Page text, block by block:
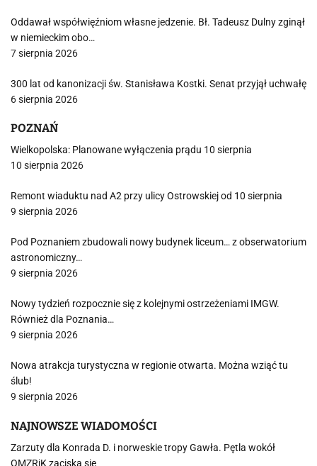
Oddawał współwięźniom własne jedzenie. Bł. Tadeusz Dulny zginął
w niemieckim obo…
7 sierpnia 2026
300 lat od kanonizacji św. Stanisława Kostki. Senat przyjął uchwałę
6 sierpnia 2026
POZNAŃ
Wielkopolska: Planowane wyłączenia prądu 10 sierpnia
10 sierpnia 2026
Remont wiaduktu nad A2 przy ulicy Ostrowskiej od 10 sierpnia
9 sierpnia 2026
Pod Poznaniem zbudowali nowy budynek liceum… z obserwatorium
astronomiczny…
9 sierpnia 2026
Nowy tydzień rozpocznie się z kolejnymi ostrzeżeniami IMGW.
Również dla Poznania…
9 sierpnia 2026
Nowa atrakcja turystyczna w regionie otwarta. Można wziąć tu
ślub!
9 sierpnia 2026
NAJNOWSZE WIADOMOŚCI
Zarzuty dla Konrada D. i norweskie tropy Gawła. Pętla wokół
OMZRiK zaciska się